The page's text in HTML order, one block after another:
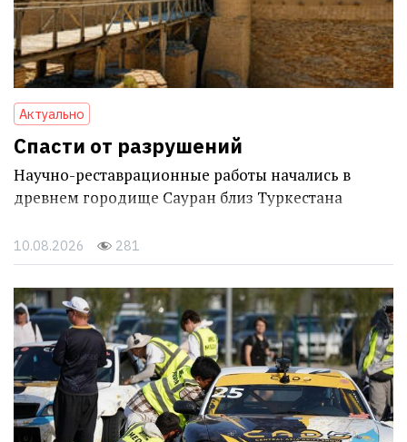
Актуально
Спасти от разрушений
Научно-реставрационные работы начались в
древнем городище Сауран близ Туркестана
10.08.2026 281